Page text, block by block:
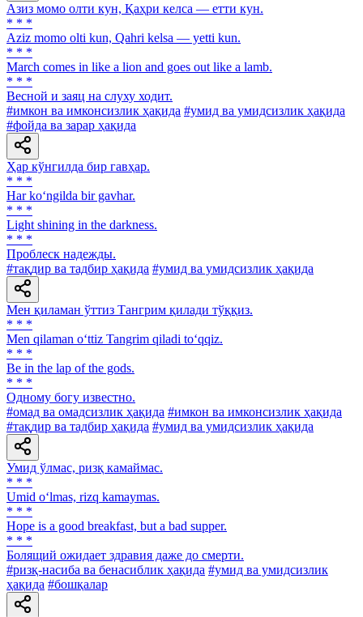
Азиз момо олти кун, Қаҳри келса — етти кун.
* * *
Aziz momo olti kun, Qahri kelsa — yetti kun.
* * *
March comes in like a lion and goes out like a lamb.
* * *
Весной и заяц на слуху ходит.
#имкон ва имконсизлик ҳақида #умид ва умидсизлик ҳақида
#фойда ва зарар ҳақида
Ҳар кўнгилда бир гавҳар.
* * *
Har ko‘ngilda bir gavhar.
* * *
Light shining in the darkness.
* * *
Проблеск надежды.
#тақдир ва тадбир ҳақида #умид ва умидсизлик ҳақида
Мен қиламан ўттиз Тангрим қилади тўққиз.
* * *
Men qilaman o‘ttiz Tangrim qiladi to‘qqiz.
* * *
Be in the lap of the gods.
* * *
Одному богу известно.
#омад ва омадсизлик ҳақида #имкон ва имконсизлик ҳақида
#тақдир ва тадбир ҳақида #умид ва умидсизлик ҳақида
Умид ўлмас, ризқ камаймас.
* * *
Umid o‘lmas, rizq kamaymas.
* * *
Hope is a good breakfast, but a bad supper.
* * *
Болящий ожидает здравия даже до смерти.
#ризқ-насиба ва бенасиблик ҳақида #умид ва умидсизлик
ҳақида #бошқалар